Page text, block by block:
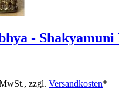
-
zzgl. Versandkosten*